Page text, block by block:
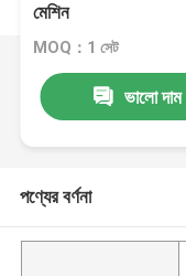
মেশিন
MOQ：1 সেট
ভালো দাম
পণ্যের বর্ণনা